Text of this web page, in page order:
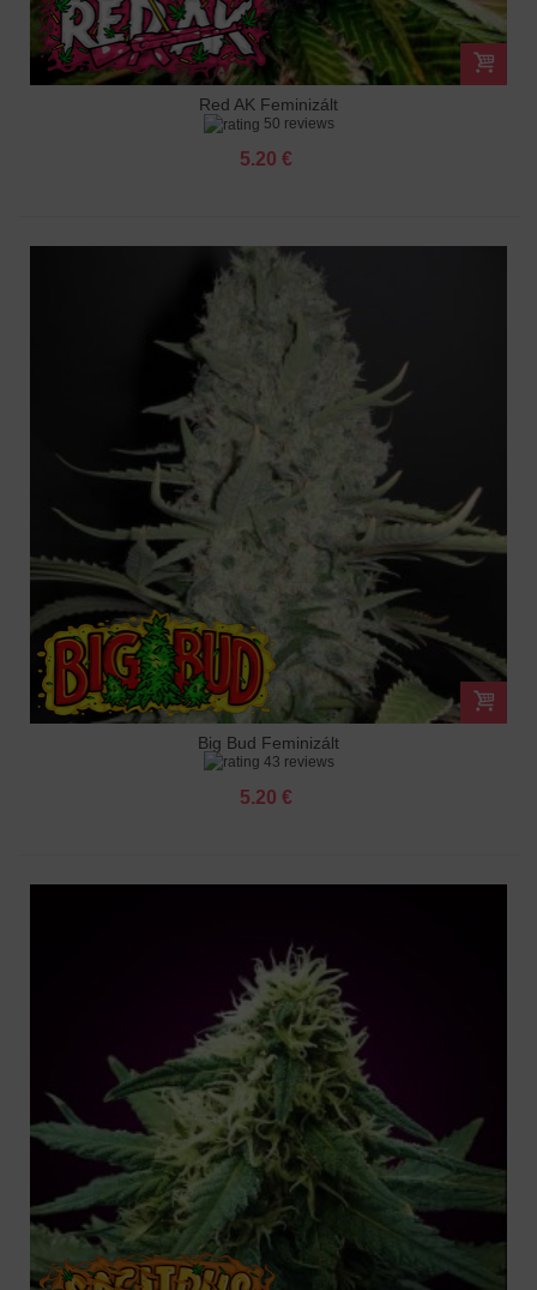
Red AK Feminizált
50 reviews
5.20 €
Big Bud Feminizált
43 reviews
5.20 €